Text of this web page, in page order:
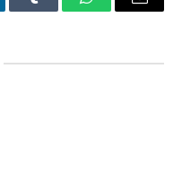
Tumblr WhatsAppEmail